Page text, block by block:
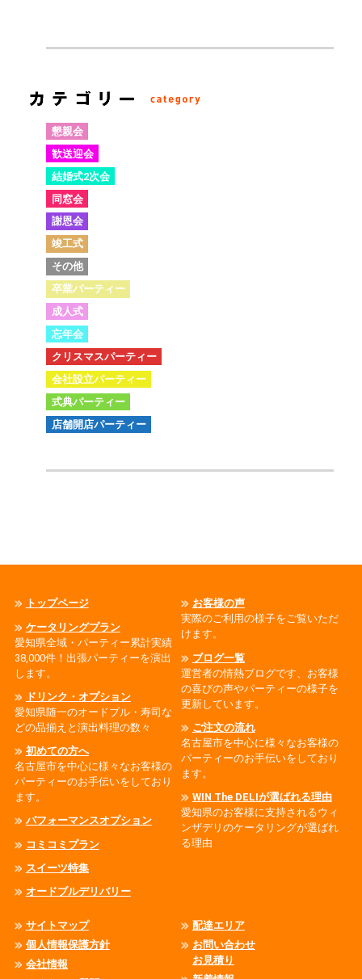
懇親会
歓送迎会
結婚式2次会
同窓会
謝恩会
竣工式
その他
卒業パーティー
成人式
忘年会
クリスマスパーティー
会社設立パーティー
式典パーティー
店舗開店パーティー
トップページ
ケータリングプラン
愛知県全域・パーティー累計実績
38,000件！出張パーティーを演出
します。
ドリンク・オプション
愛知県随一のオードブル・寿司な
どの品揃えと演出料理の数々
初めての方へ
名古屋市を中心に様々なお客様の
パーティーのお手伝いをしており
ます。
パフォーマンスオプション
コミコミプラン
スイーツ特集
オードブルデリバリー
お客様の声
実際のご利用の様子をご覧いただ
けます。
ブログ一覧
運営者の情熱ブログです、お客様
の喜びの声やパーティーの様子を
更新しています。
ご注文の流れ
名古屋市を中心に様々なお客様の
パーティーのお手伝いをしており
ます。
WIN The DELIが選ばれる理由
愛知県のお客様に支持されるウィ
ンザデリのケータリングが選ばれ
る理由
サイトマップ
個人情報保護方針
会社情報
配達エリア
お問い合わせ
お見積り